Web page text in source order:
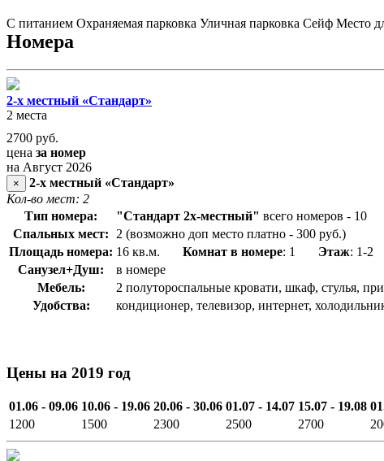
С питанием Охраняемая парковка Уличная парковка Сейф Место
Номера
2-х местный «Стандарт»
2 места
2700 руб.
цена за номер
на Август 2026
×
2-х местный «Стандарт»
Кол-во мест: 2
Тип номера:
"Стандарт 2х-местный" всего номеров - 10
Спальных мест:
2 (возможно доп место платно - 300 руб.)
Площадь номера: 16 кв.м. Комнат в номере: 1 Этаж: 1-2
Санузел+Душ:
в номере
Мебель:
2 полутороспальные кровати, шкаф, стулья,
Удобства:
кондиционер, телевизор, интернет,
Цены на 2019 год
01.06 - 09.06 10.06 - 19.06 20.06 - 30.06 01.07 - 14.07 15.07 - 19.08
1200
1500 2300 2500 2700